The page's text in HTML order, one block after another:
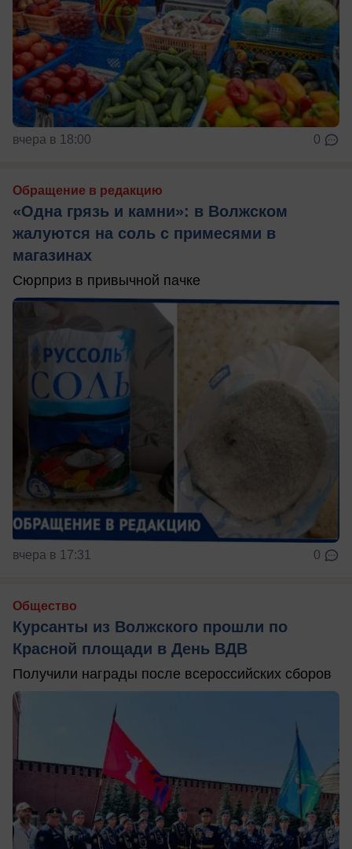
вчера в 18:00 0
Обращение в редакцию
«Одна грязь и камни»: в Волжском
жалуются на соль с примесями в
магазинах
Сюрприз в привычной пачке
вчера в 17:31 0
Общество
Курсанты из Волжского прошли по
Красной площади в День ВДВ
Получили награды после всероссийских сборов